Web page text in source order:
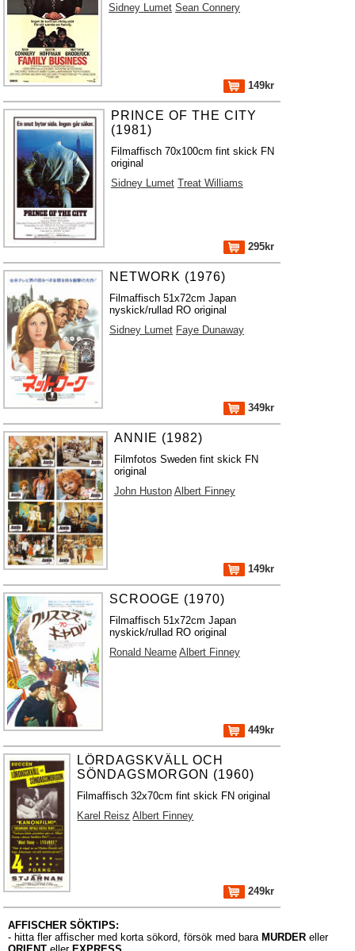
Sidney Lumet Sean Connery
149kr
PRINCE OF THE CITY
(1981)
Filmaffisch 70x100cm fint skick FN
original
Sidney Lumet Treat Williams
295kr
NETWORK (1976)
Filmaffisch 51x72cm Japan
nyskick/rullad RO original
Sidney Lumet Faye Dunaway
349kr
ANNIE (1982)
Filmfotos Sweden fint skick FN
original
John Huston Albert Finney
149kr
SCROOGE (1970)
Filmaffisch 51x72cm Japan
nyskick/rullad RO original
Ronald Neame Albert Finney
449kr
LÖRDAGSKVÄLL OCH
SÖNDAGSMORGON (1960)
Filmaffisch 32x70cm fint skick FN original
Karel Reisz Albert Finney
249kr
AFFISCHER SÖKTIPS:
- hitta fler affischer med korta sökord, försök med bara MURDER eller